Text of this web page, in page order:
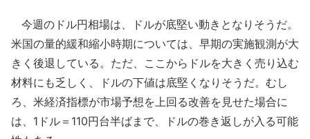
今週のドル円相場は、ドルが底堅い動きとなりそうだ。
米国の量的緩和縮小時期については、早期の実施観測が大
きく後退している。ただ、ここからドルを大きく売り込む
材料にも乏しく、ドルの下値は底堅くなりそうだ。むし
ろ、米経済指標が市場予想を上回る改善を見せた場合に
は、1ドル＝110円台半ばまで、ドルの巻き返しが入る可能